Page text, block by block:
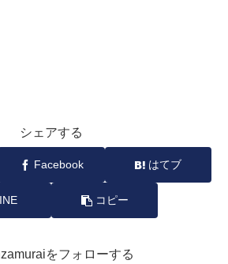
シェアする
Facebook はてブ
コピー
をフォローする